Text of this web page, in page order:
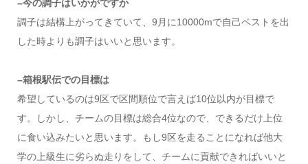
–今の調子はいかがですか
調子は結構上がってきていて、9月に10000mで自己ベストを出
した時よりも調子はいいと思います。
–箱根駅伝での目標は
希望しているのは9区で区間順位で言えば10位以内が目標で
す。しかし、チームの目標は総合4位なので、できるだけ上位
に食い込みたいと思います。もし9区を走ることになれば他大
学の上級生に劣らぬ走りをして、チームに貢献できればいいと